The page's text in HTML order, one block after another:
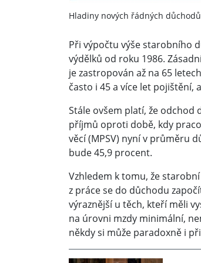
Hladiny nových řádných
Při výpočtu výše starobního
výdělků od roku 1986.
je zastropován až na 65
často i 45 a více let
Stále ovšem platí, že
příjmů oproti době, kdy
věcí (MPSV) nyní v průměru
bude 45,9 procent.
Vzhledem k tomu, že
z práce se do důchodu
výraznější u těch, kteří měli
na úrovni mzdy minimální,
někdy si může paradoxně i